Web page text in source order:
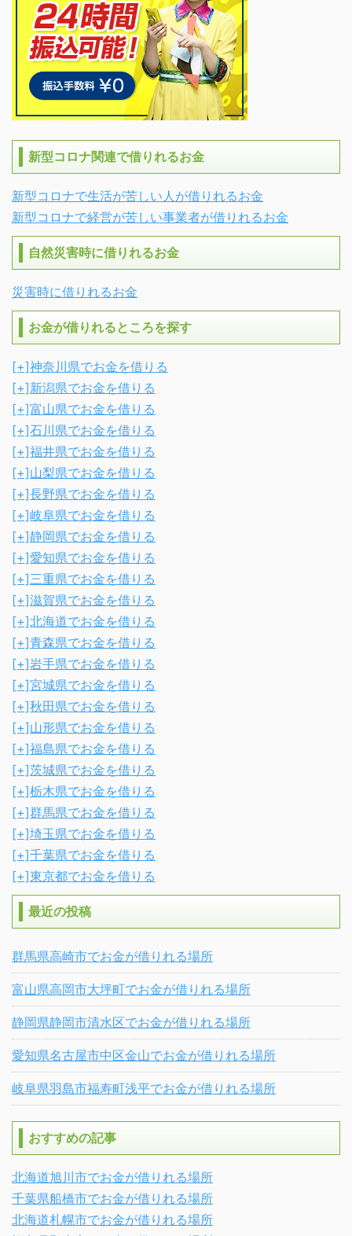
新型コロナ関連で借りれるお金
新型コロナで生活が苦しい人が借りれるお金
新型コロナで経営が苦しい事業者が借りれるお金
自然災害時に借りれるお金
災害時に借りれるお金
お金が借りれるところを探す
[+]神奈川県でお金を借りる
[+]新潟県でお金を借りる
[+]富山県でお金を借りる
[+]石川県でお金を借りる
[+]福井県でお金を借りる
[+]山梨県でお金を借りる
[+]長野県でお金を借りる
[+]岐阜県でお金を借りる
[+]静岡県でお金を借りる
[+]愛知県でお金を借りる
[+]三重県でお金を借りる
[+]滋賀県でお金を借りる
[+]北海道でお金を借りる
[+]青森県でお金を借りる
[+]岩手県でお金を借りる
[+]宮城県でお金を借りる
[+]秋田県でお金を借りる
[+]山形県でお金を借りる
[+]福島県でお金を借りる
[+]茨城県でお金を借りる
[+]栃木県でお金を借りる
[+]群馬県でお金を借りる
[+]埼玉県でお金を借りる
[+]千葉県でお金を借りる
[+]東京都でお金を借りる
最近の投稿
群馬県高崎市でお金が借りれる場所
富山県高岡市大坪町でお金が借りれる場所
静岡県静岡市清水区でお金が借りれる場所
愛知県名古屋市中区金山でお金が借りれる場所
岐阜県羽島市福寿町浅平でお金が借りれる場所
おすすめの記事
北海道旭川市でお金が借りれる場所
千葉県船橋市でお金が借りれる場所
北海道札幌市でお金が借りれる場所